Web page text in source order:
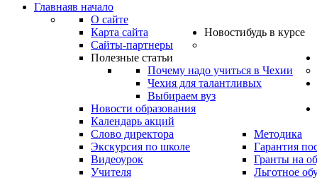
Главнаяв начало
О сайте
Карта сайта
Сайты-партнеры
Новостибудь в курсе
Полезные статьи
Почему надо учиться в Чехии
Чехия для талантливых
Выбираем вуз
Новости образования
Календарь акций
Слово директора
Экскурсия по школе
Видеоурок
Учителя
Методика
Гарантия
Гранты на
Льготное